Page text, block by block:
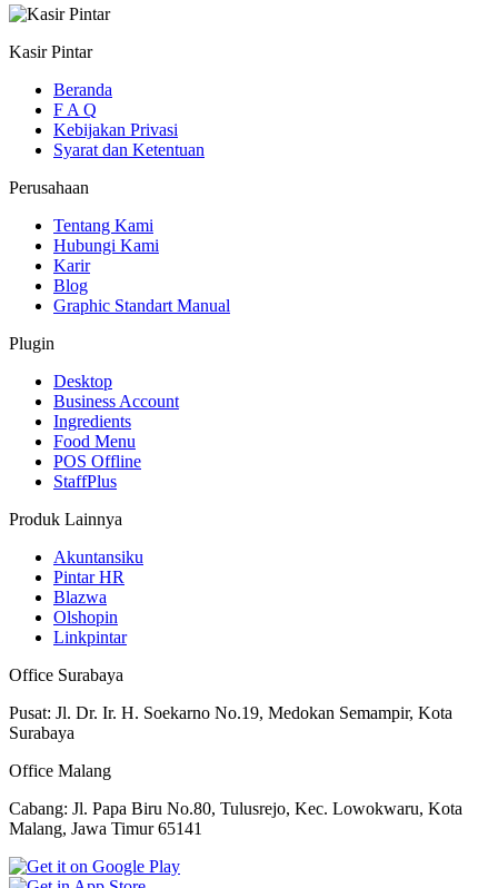
Kasir Pintar
Beranda
F A Q
Kebijakan Privasi
Syarat dan Ketentuan
Perusahaan
Tentang Kami
Hubungi Kami
Karir
Blog
Graphic Standart Manual
Plugin
Desktop
Business Account
Ingredients
Food Menu
POS Offline
StaffPlus
Produk Lainnya
Akuntansiku
Pintar HR
Blazwa
Olshopin
Linkpintar
Office Surabaya
Pusat: Jl. Dr. Ir. H. Soekarno No.19, Medokan Semampir, Kota
Surabaya
Office Malang
Cabang: Jl. Papa Biru No.80, Tulusrejo, Kec. Lowokwaru, Kota
Malang, Jawa Timur 65141